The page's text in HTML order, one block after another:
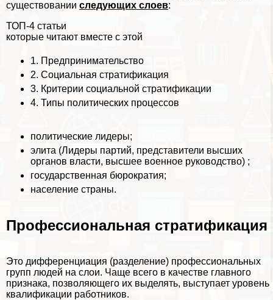
существовании следующих слоев:
ТОП-4 статьи
которые читают вместе с этой
1. Предпринимательство
2. Социальная стратификация
3. Критерии социальной стратификации
4. Типы политических процессов
политические лидеры;
элита (Лидеры партий, представители высших
органов власти, высшее военное руководство) ;
государственная бюрократия;
население страны.
Профессиональная стратификация
Это дифференциация (разделение) профессиональных
групп людей на слои. Чаще всего в качестве главного
признака, позволяющего их выделять, выступает уровень
квалификации работников.